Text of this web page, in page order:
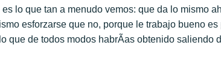
lo que tan a menudo vemos: que da lo mismo
esforzarse que no, porque le trabajo bueno
que de todos modos habrÃ­as obtenido saliendo